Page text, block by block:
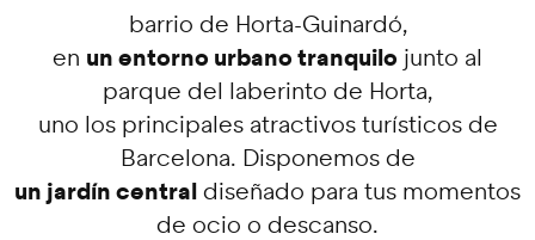
barrio de Horta-Guinardó,
en un entorno urbano tranquilo junto al
parque del laberinto de Horta,
uno los principales atractivos turísticos de
Barcelona. Disponemos de
un jardín central diseñado para tus momentos
de ocio o descanso.